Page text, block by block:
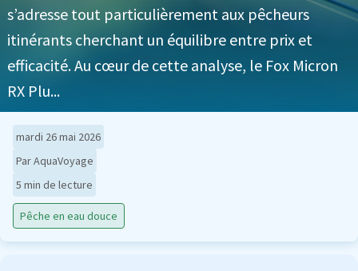
s’adresse tout particulièrement aux pêcheurs
itinérants cherchant un équilibre entre prix et
efficacité. Au cœur de cette analyse, le Fox Micron
RX Plu...
mardi 26 mai 2026
Par AquaVoyage
5 min de lecture
Pêche en eau douce